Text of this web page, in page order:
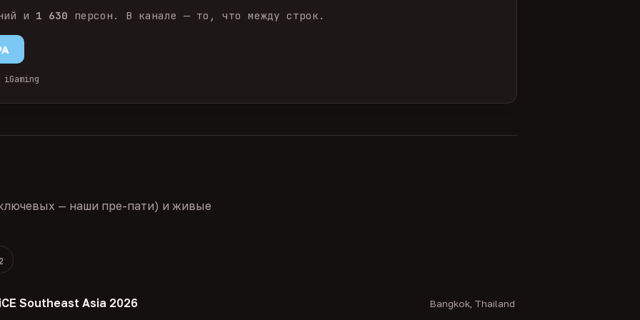
и 1 630 персон. В канале — то, что между строк.
— наши пре-пати) и живые
Southeast Asia 2026 Bangkok, Thailand